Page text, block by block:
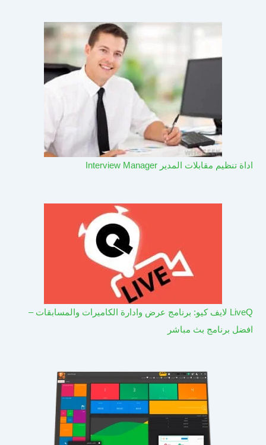
اداة تنظيم مقابلات المدير Interview Manager
LiveQ لايف كيو: برنامج عرض وادارة الكاميرات والمسابقات –
افضل برنامج بث مباشر